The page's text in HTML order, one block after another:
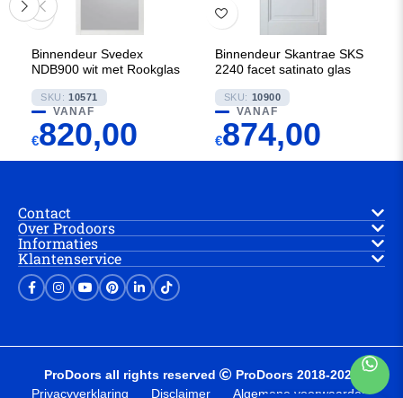
Binnendeur Svedex
NDB900 wit met Rookglas
SKU: 10571
VANAF
€820,00
Binnendeur Skantrae SKS
2240 facet satinato glas
SKU: 10900
VANAF
€874,00
Contact
Over Prodoors
Informaties
Klantenservice
ProDoors all rights reserved
ProDoors 2018-2025
Privacyverklaring
Disclaimer Algemene voorwaarden